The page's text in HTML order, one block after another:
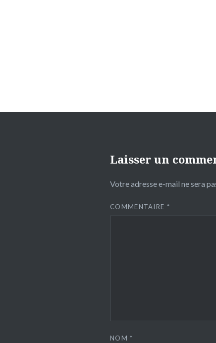
Laisser un
Votre adresse e-mail ne sera
COMMENTAIRE *
NOM*